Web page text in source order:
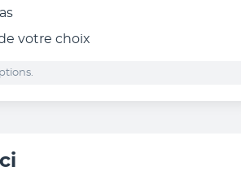
votre choix